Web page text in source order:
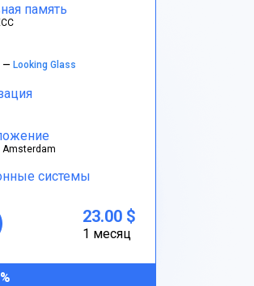
память
—Looking Glass
Amsterdam
системы
23.00 $
1 месяц